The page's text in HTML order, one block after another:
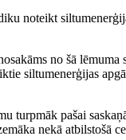
noteikt
no šā lēmuma
siltumenerģijas
pašai
nekā atbilstošā